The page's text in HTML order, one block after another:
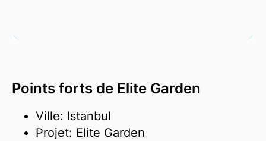
Points forts de Elite Garden
Ville: Istanbul
Projet: Elite Garden